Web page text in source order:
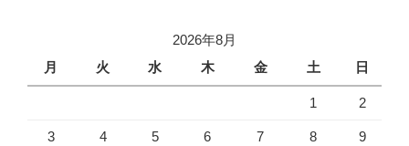
2026年8月
月
火 水 木 金 土 日
1 2
3 4 5 6 7 8 9